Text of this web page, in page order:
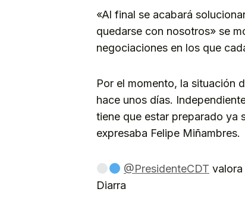
«Al final se acabará
quedarse con nosotros» se
negociaciones en los que
Por el momento, la situación
hace unos días.
tiene que estar preparado ya
expresaba Felipe Miñambres.
@PresidenteCDT
Diarra